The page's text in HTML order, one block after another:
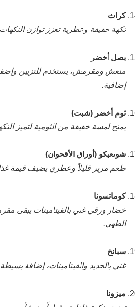
كراث
نكهة خفيفة وعطرية تعزز توازن
بصل أخضر
منعش ومقرمش، يستخدم للتزيين
إضافية.
ثوم أخضر (شبت)
يمنح لمسة خفيفة من الثومية لتميز
شونغيكو (أوراق الأقحوان)
طعم مرير قليلاً وعطري يضيف قيمة
كوماتسونا
خضار ورقي غني بالفيتامينات يبقى
الطهي.
سبانخ
غني بالحديد والفيتامينات، إضافة
ميزونا